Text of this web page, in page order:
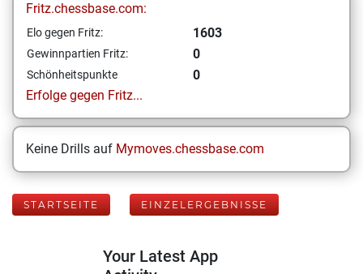
Fritz.chessbase.com:
Elo gegen Fritz: 1603
Gewinnpartien Fritz: 0
Schönheitspunkte
0
Erfolge gegen Fritz...
Keine Drills auf Mymoves.chessbase.com
STARTSEITE EINZELERGEBNISSE
Your Latest App